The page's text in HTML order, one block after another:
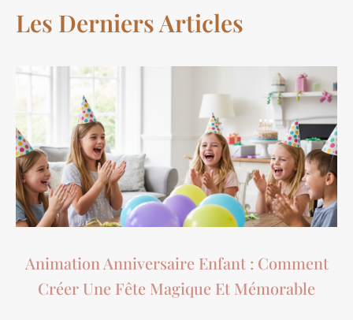
Les Derniers Articles
Animation Anniversaire Enfant : Comment
Créer Une Fête Magique Et Mémorable